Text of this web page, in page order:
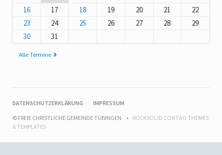
16
17 18 19 20 21
22
23
24 25 26 27 28
29
30
31
Alle Termine
NAVIGATION
DATENSCHUTZERKLÄRUNG
IMPRESSUM
© FREIE CHRISTLICHE GEMEINDE TÜBINGEN
ROCKSOLID CONTAO THEMES
& TEMPLATES